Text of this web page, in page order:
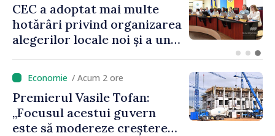
Prim-ministrul Vasile Tofan
a discutat cu omologul său
bulgar, Rumen Radev
/ Acum 2 ore
Premierul Vasile Tofan:
„Focusul acestui guvern
este să modereze creșterea